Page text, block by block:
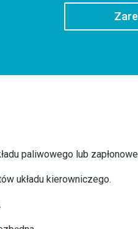
paliwowego lub
układu kierowniczego.